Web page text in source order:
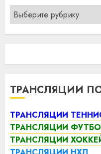
Рубрики
ТРАНСЛЯЦИИ
ТРАНСЛЯЦИИ
ТРАНСЛЯЦИИ
ТРАНСЛЯЦИИ